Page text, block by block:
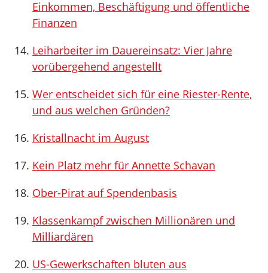
Einkommen, Beschäftigung und öffentliche
Finanzen
Leiharbeiter im Dauereinsatz: Vier Jahre
vorübergehend angestellt
Wer entscheidet sich für eine Riester-Rente,
und aus welchen Gründen?
Kristallnacht im August
Kein Platz mehr für Annette Schavan
Ober-Pirat auf Spendenbasis
Klassenkampf zwischen Millionären und
Milliardären
US-Gewerkschaften bluten aus